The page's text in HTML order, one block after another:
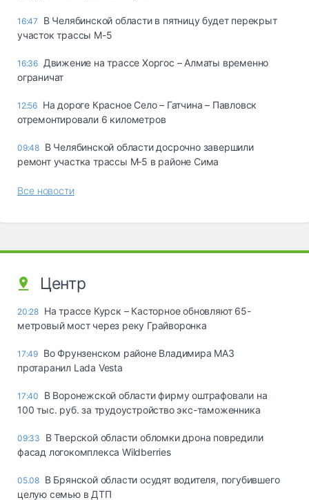
16:47
В Челябинской области в пятницу будет перекрыт
участок трассы М-5
16:36 Движение на трассе Хоргос – Алматы временно
ограничат
12:56 На дороге Красное Село – Гатчина – Павловск
отремонтировали 6 километров
09:48 В Челябинской области досрочно завершили
ремонт участка трассы М‑5 в районе Сима
Все новости
Центр
20:28 На трассе Курск – Касторное обновляют 65-
метровый мост через реку Грайворонка
17:49 Во Фрунзенском районе Владимира МАЗ
протаранил Lada Vesta
17:40
В Воронежской области фирму оштрафовали на
100 тыс. руб. за трудоустройство экс-таможенника
09:33
В Тверской области обломки дрона повредили
фасад логокомплекса Wildberries
05.08 В Брянской области осудят водителя, погубившего
целую семью в ДТП